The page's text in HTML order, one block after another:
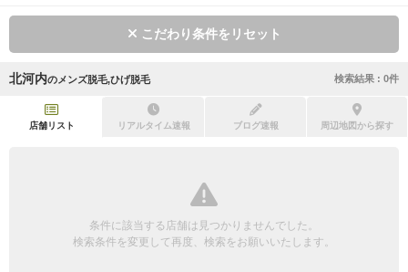
初回割引あり リピーター割引あり
団体様歓迎
こだわり条件をリセット
北河内の メンズ脱毛,ひげ脱毛 検索結果 : 0件
店舗リスト リアルタイム速報 ブログ速報 周辺地図から探す
条件に該当する店舗は見つかりませんでした。
検索条件を変更して再度、検索をお願いいたします。